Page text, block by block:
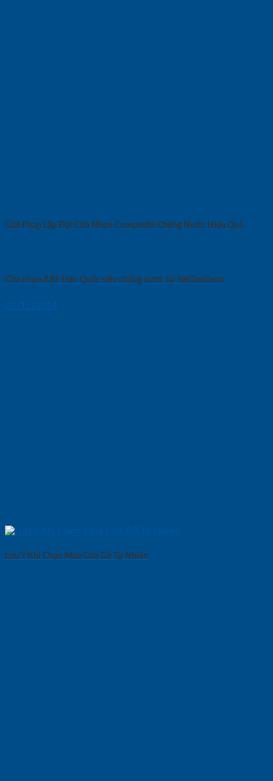
Giải Pháp Lắp Đặt Cửa Nhựa Composite Chống Nước Hiệu Quả
Cửa nhựa ABS Hàn Quốc siêu chống nước tại SaiGonDoor
09/12/2024
Lưu Ý Khi Chọn Mua Cửa Gỗ Tự Nhiên